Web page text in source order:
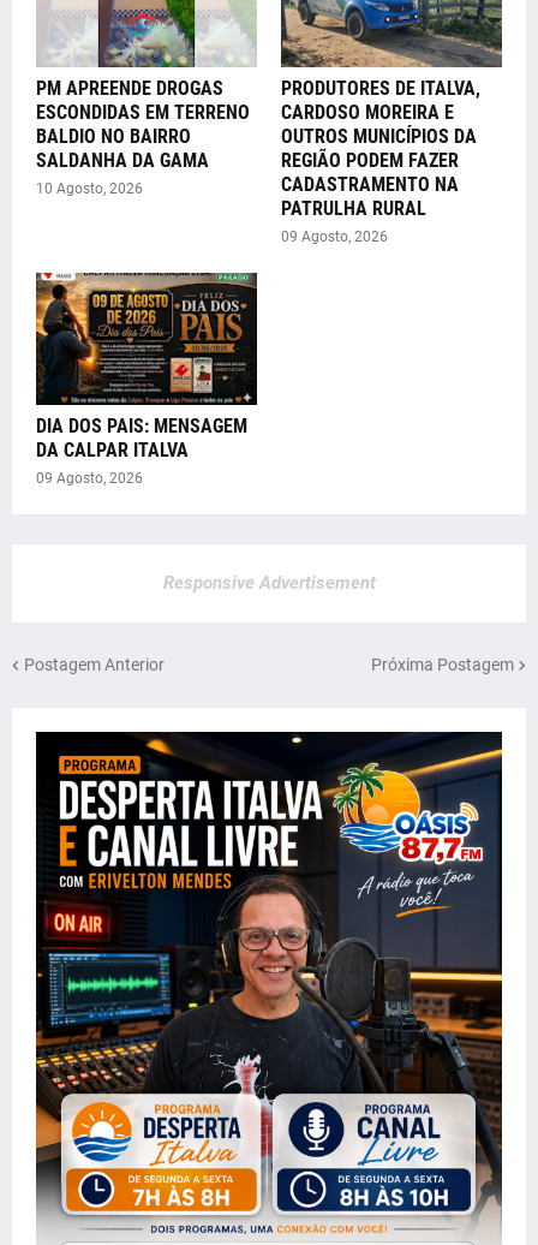
PM APREENDE DROGAS
ESCONDIDAS EM TERRENO
BALDIO NO BAIRRO
SALDANHA DA GAMA
10 Agosto, 2026
PRODUTORES DE ITALVA,
CARDOSO MOREIRA E
OUTROS MUNICÍPIOS DA
REGIÃO PODEM FAZER
CADASTRAMENTO NA
PATRULHA RURAL
09 Agosto, 2026
DIA DOS PAIS: MENSAGEM
DA CALPAR ITALVA
09 Agosto, 2026
Responsive Advertisement
Postagem Anterior Próxima Postagem